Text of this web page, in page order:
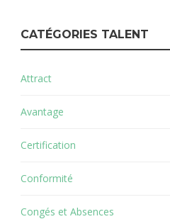
CATÉGORIES TALENT
Attract
Avantage
Certification
Conformité
Congés et Absences